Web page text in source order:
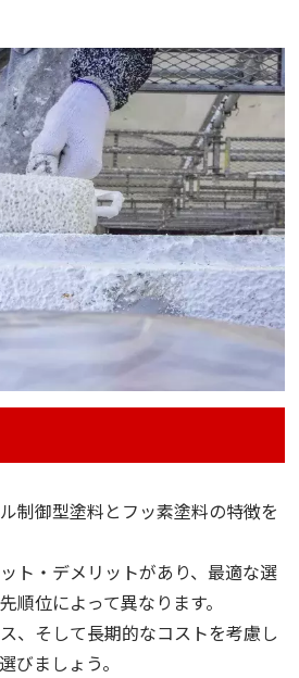
制御型塗料とフッ素塗料の特徴を
ト・デメリットがあり、最適な選
順位によって異なります。
、そして長期的なコストを考慮し
びましょう。